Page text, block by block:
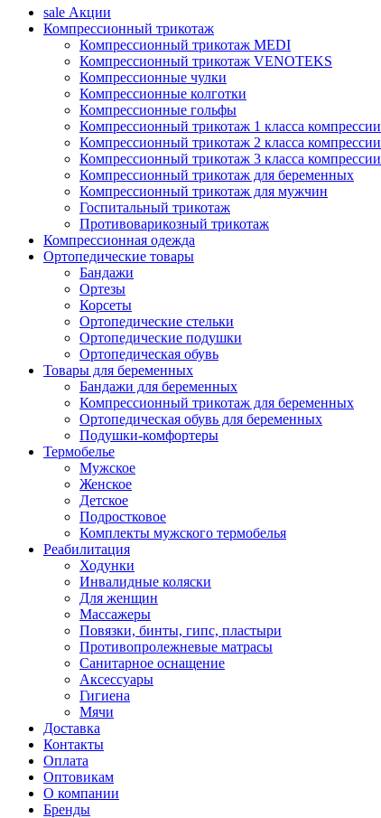
sale Акции
Компрессионный трикотаж
Компрессионный трикотаж MEDI
Компрессионный трикотаж VENOTEKS
Компрессионные чулки
Компрессионные колготки
Компрессионные гольфы
Компрессионный трикотаж 1 класса компрессии
Компрессионный трикотаж 2 класса компрессии
Компрессионный трикотаж 3 класса компрессии
Компрессионный трикотаж для беременных
Компрессионный трикотаж для мужчин
Госпитальный трикотаж
Противоварикозный трикотаж
Компрессионная одежда
Ортопедические товары
Бандажи
Ортезы
Корсеты
Ортопедические стельки
Ортопедические подушки
Ортопедическая обувь
Товары для беременных
Бандажи для беременных
Компрессионный трикотаж для беременных
Ортопедическая обувь для беременных
Подушки-комфортеры
Термобелье
Мужское
Женское
Детское
Подростковое
Комплекты мужского термобелья
Реабилитация
Ходунки
Инвалидные коляски
Для женщин
Массажеры
Повязки, бинты, гипс, пластыри
Противопролежневые матрасы
Санитарное оснащение
Аксессуары
Гигиена
Мячи
Доставка
Контакты
Оплата
Оптовикам
О компании
Бренды